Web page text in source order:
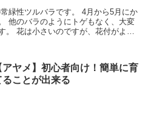
変
がよく
アヤメ】初心者向け！簡単に育
ることが出来る